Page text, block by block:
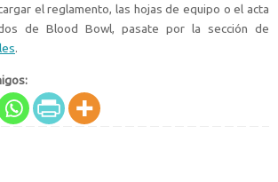
el reglamento, las hojas de equipo o el acta
de Blood Bowl, pasate por la sección de
.